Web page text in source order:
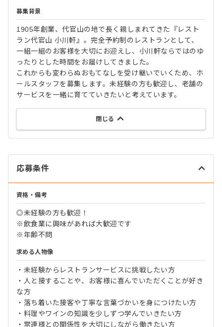
募集背景
1905年創業、代官山の地で長く親しまれてきた『レスト
ラン代官山 小川軒』。完全予約制のレストランとして、
一組一組のお客様を大切にお迎えし、小川軒ならではのゆ
ったりとした時間をお届けしてきました。
これからも変わらぬおもてなしを受け継いでいくため、ホ
ールスタッフを募集します。未経験の方も歓迎し、老舗の
サービスを一緒に育てていきたいと考えています。
閉じる
応募条件
資格・備考
◎未経験の方も歓迎！
※飲食業に興味があれば大歓迎です
※年齢不問
求める人物像
・未経験からレストランサービスに挑戦したい方
・人と接することや、お客様に喜んでいただくことが好き
な方
・落ち着いた接客や丁寧な言葉づかいを身につけたい方
・料理やワインの知識を少しずつ学んでいきたい方
・常連様との関係性を大切にしながら働きたい方